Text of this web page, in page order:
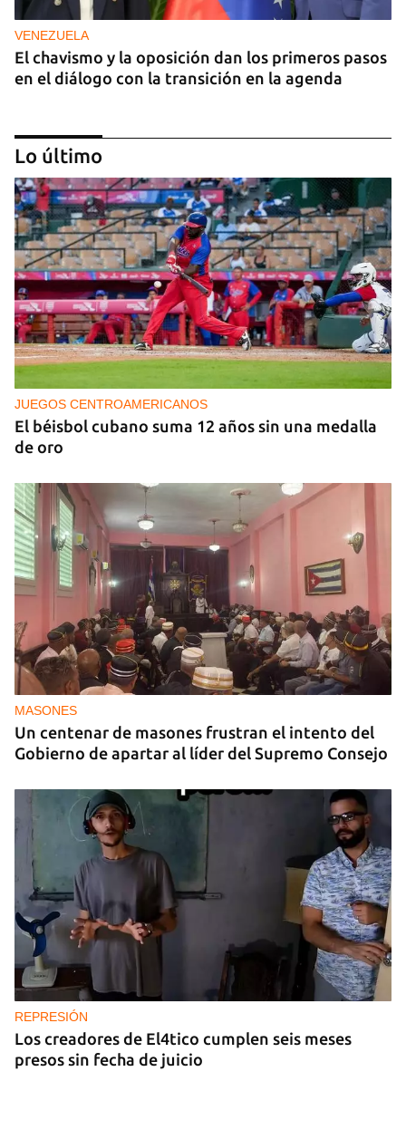
VENEZUELA
El chavismo y la oposición dan los primeros pasos
en el diálogo con la transición en la agenda
NICARAGUA
EE UU propone a la OEA convocar a los
cancilleres para "tomar medidas" contra las
decisiones de Ortega
Lo último
JUEGOS CENTROAMERICANOS
El béisbol cubano suma 12 años sin una medalla
de oro
MASONES
Un centenar de masones frustran el intento del
Gobierno de apartar al líder del Supremo Consejo
REPRESIÓN
Los creadores de El4tico cumplen seis meses
presos sin fecha de juicio